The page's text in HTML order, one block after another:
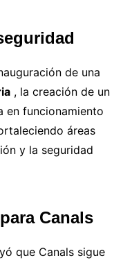
de una
, la creación de un
en funcionamiento
áreas
y la seguridad
Canals
que Canals sigue